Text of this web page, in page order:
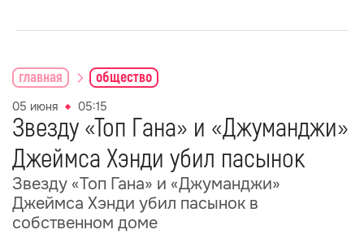
главная общество
05 июня 05:15
Звезду «Топ Гана» и «Джуманджи»
Джеймса Хэнди убил пасынок
Звезду «Топ Гана» и «Джуманджи»
Джеймса Хэнди убил пасынок в
собственном доме